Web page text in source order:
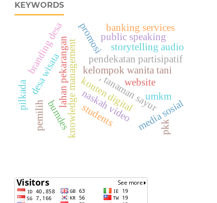
KEYWORDS
knowledge management kelompok wanita tani
lahan pekarangan , tanaman sayur
pendekatan partisipatif
konten digital
naskah video
promosi storytelling audio
umkm
public speaking
students media sosial
bumdes
branding desa
desa wisata website
pkk
pilkada
pemilih
banking services